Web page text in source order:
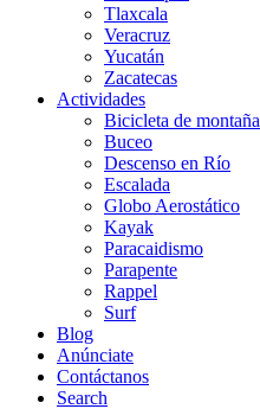
Tlaxcala
Veracruz
Yucatán
Zacatecas
Actividades
Bicicleta de montaña
Buceo
Descenso en Río
Escalada
Globo Aerostático
Kayak
Paracaidismo
Parapente
Rappel
Surf
Blog
Anúnciate
Contáctanos
Search